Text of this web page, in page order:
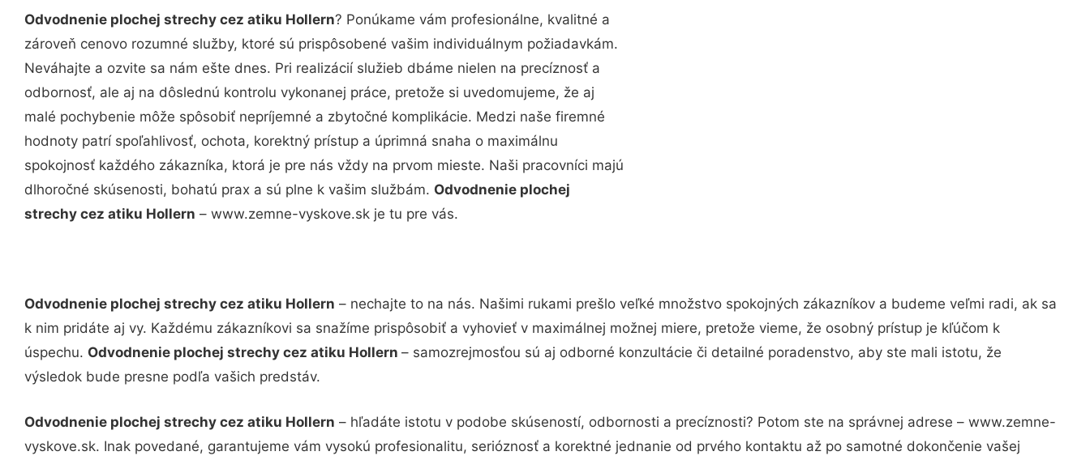
Odvodnenie plochej strechy cez atiku Hollern? Ponúkame vám profesionálne, kvalitné a
zároveň cenovo rozumné služby, ktoré sú prispôsobené vašim individuálnym požiadavkám.
Neváhajte a ozvite sa nám ešte dnes. Pri realizácií služieb dbáme nielen na precíznosť a
odbornosť, ale aj na dôslednú kontrolu vykonanej práce, pretože si uvedomujeme, že aj
malé pochybenie môže spôsobiť nepríjemné a zbytočné komplikácie. Medzi naše firemné
hodnoty patrí spoľahlivosť, ochota, korektný prístup a úprimná snaha o maximálnu
spokojnosť každého zákazníka, ktorá je pre nás vždy na prvom mieste. Naši pracovníci majú
dlhoročné skúsenosti, bohatú prax a sú plne k vašim službám. Odvodnenie plochej
strechy cez atiku Hollern – www.zemne-vyskove.sk je tu pre vás.
Odvodnenie plochej strechy cez atiku Hollern – nechajte to na nás. Našimi rukami prešlo veľké množstvo spokojných zákazníkov a budeme veľmi radi, ak sa
k nim pridáte aj vy. Každému zákazníkovi sa snažíme prispôsobiť a vyhovieť v maximálnej možnej miere, pretože vieme, že osobný prístup je kľúčom k
úspechu. Odvodnenie plochej strechy cez atiku Hollern – samozrejmosťou sú aj odborné konzultácie či detailné poradenstvo, aby ste mali istotu, že
výsledok bude presne podľa vašich predstáv.
Odvodnenie plochej strechy cez atiku Hollern – hľadáte istotu v podobe skúseností, odbornosti a precíznosti? Potom ste na správnej adrese – www.zemne-
vyskove.sk. Inak povedané, garantujeme vám vysokú profesionalitu, serióznosť a korektné jednanie od prvého kontaktu až po samotné dokončenie vašej